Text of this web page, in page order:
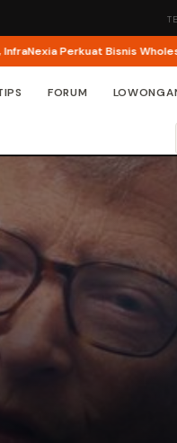
Perkuat Bisnis Wholesale
FORUM